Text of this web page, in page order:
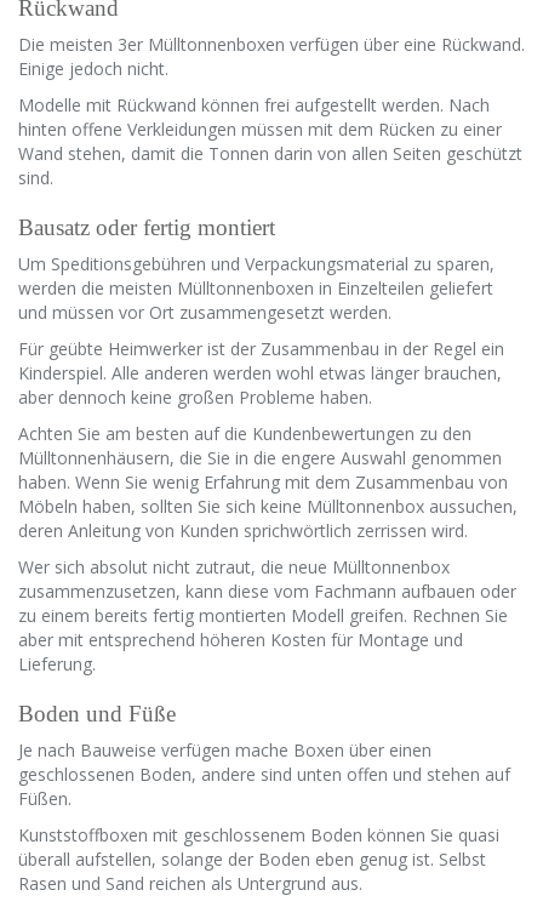
Rückwand
Die meisten 3er Mülltonnenboxen verfügen über eine Rückwand.
Einige jedoch nicht.
Modelle mit Rückwand können frei aufgestellt werden. Nach
hinten offene Verkleidungen müssen mit dem Rücken zu einer
Wand stehen, damit die Tonnen darin von allen Seiten geschützt
sind.
Bausatz oder fertig montiert
Um Speditionsgebühren und Verpackungsmaterial zu sparen,
werden die meisten Mülltonnenboxen in Einzelteilen geliefert
und müssen vor Ort zusammengesetzt werden.
Für geübte Heimwerker ist der Zusammenbau in der Regel ein
Kinderspiel. Alle anderen werden wohl etwas länger brauchen,
aber dennoch keine großen Probleme haben.
Achten Sie am besten auf die Kundenbewertungen zu den
Mülltonnenhäusern, die Sie in die engere Auswahl genommen
haben. Wenn Sie wenig Erfahrung mit dem Zusammenbau von
Möbeln haben, sollten Sie sich keine Mülltonnenbox aussuchen,
deren Anleitung von Kunden sprichwörtlich zerrissen wird.
Wer sich absolut nicht zutraut, die neue Mülltonnenbox
zusammenzusetzen, kann diese vom Fachmann aufbauen oder
zu einem bereits fertig montierten Modell greifen. Rechnen Sie
aber mit entsprechend höheren Kosten für Montage und
Lieferung.
Boden und Füße
Je nach Bauweise verfügen mache Boxen über einen
geschlossenen Boden, andere sind unten offen und stehen auf
Füßen.
Kunststoffboxen mit geschlossenem Boden können Sie quasi
überall aufstellen, solange der Boden eben genug ist. Selbst
Rasen und Sand reichen als Untergrund aus.